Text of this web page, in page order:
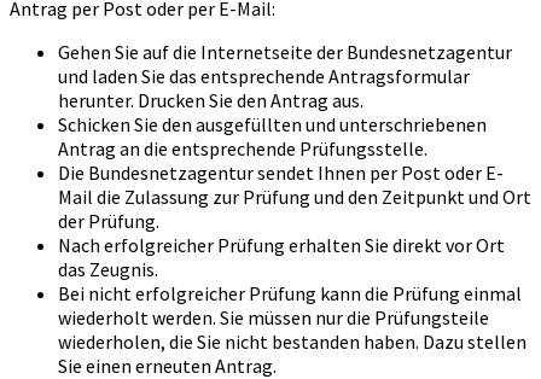
Antrag per Post oder per E-Mail:
Gehen Sie auf die Internetseite der Bundesnetzagentur
und laden Sie das entsprechende Antragsformular
herunter. Drucken Sie den Antrag aus.
Schicken Sie den ausgefüllten und unterschriebenen
Antrag an die entsprechende Prüfungsstelle.
Die Bundesnetzagentur sendet Ihnen per Post oder E-
Mail die Zulassung zur Prüfung und den Zeitpunkt und Ort
der Prüfung.
Nach erfolgreicher Prüfung erhalten Sie direkt vor Ort
das Zeugnis.
Bei nicht erfolgreicher Prüfung kann die Prüfung einmal
wiederholt werden. Sie müssen nur die Prüfungsteile
wiederholen, die Sie nicht bestanden haben. Dazu stellen
Sie einen erneuten Antrag.